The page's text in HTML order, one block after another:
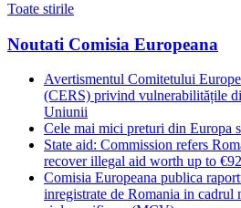
Toate stirile
Noutati Comisia Europeana
Avertismentul Comitetului
(CERS) privind vulnerabilitățile
Uniunii
Cele mai mici preturi din Europa
State aid: Commission refers
recover illegal aid worth up to
Comisia Europeana publica
inregistrate de Romania in cadrul